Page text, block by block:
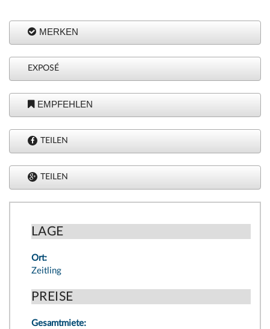
MERKEN
EXPOSÉ
EMPFEHLEN
TEILEN
TEILEN
LAGE
Ort:
Zeitling
PREISE
Gesamtmiete: